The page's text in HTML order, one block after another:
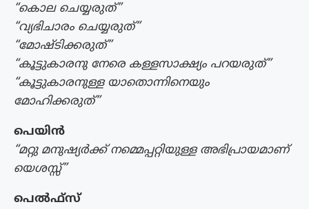
“കൊല ചെയ്യരുത്”
“വ്യഭിചാരം ചെയ്യരുത്”
“മോഷ്ടിക്കരുത്”
“കൂട്ടുകാരനു നേരെ കള്ളസാക്ഷ്യം പറയരുത്”
“കൂട്ടുകാരനുള്ള യാതൊന്നിനെയും
മോഹിക്കരുത്”
പെയിൻ
“മറ്റു മനുഷ്യർക്ക്‌ നമ്മെപ്പറ്റിയുള്ള അഭിപ്രായമാണ്
യെശസ്സ്”
പെൽഫ്സ്